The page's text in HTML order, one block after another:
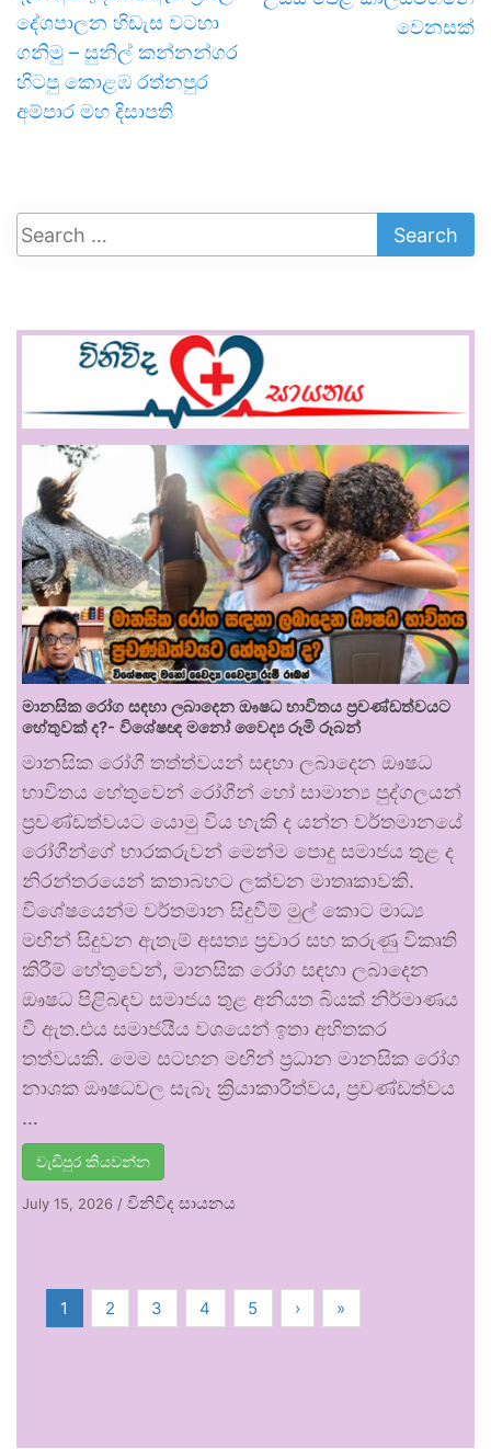
දේශපාලන හිඩැස වටහා
ගනිමු – සුනිල් කන්නන්ගර
හිටපු කොළඹ රත්නපුර
අම්පාර මහ දිසාපති
වෙනසක්
මානසික රෝග සඳහා ලබාදෙන ඖෂධ භාවිතය ප්‍රචණ්ඩත්වයට
හේතුවක් ද?- විශේෂඥ මනෝ වෛද්‍ය රූමි රූබන්
මානසික රෝගී තත්ත්වයන් සඳහා ලබාදෙන ඖෂධ
භාවිතය හේතුවෙන් රෝගීන් හෝ සාමාන්‍ය පුද්ගලයන්
ප්‍රචණ්ඩත්වයට යොමු විය හැකි ද යන්න වර්තමානයේ
රෝගීන්ගේ භාරකරුවන් මෙන්ම පොදු සමාජය තුළ ද
නිරන්තරයෙන් කතාබහට ලක්වන මාතෘකාවකි.
විශේෂයෙන්ම වර්තමාන සිදුවීම් මුල් කොට මාධ්‍ය
මඟින් සිදුවන ඇතැම් අසත්‍ය ප්‍රචාර සහ කරුණු විකෘති
කිරීම් හේතුවෙන්, මානසික රෝග සඳහා ලබාදෙන
ඖෂධ පිළිබඳව සමාජය තුළ අනියත බියක් නිර්මාණය
වී ඇත.එය සමාජයීය වශයෙන් ඉතා අහිතකර
තත්වයකි. මෙම සටහන මඟින් ප්‍රධාන මානසික රෝග
නාශක ඖෂධවල සැබෑ ක්‍රියාකාරීත්වය, ප්‍රචණ්ඩත්වය
…
වැඩිපුර කියවන්න
July 15, 2026 / විනිවිද සායනය
1 2 3 4 5 › »